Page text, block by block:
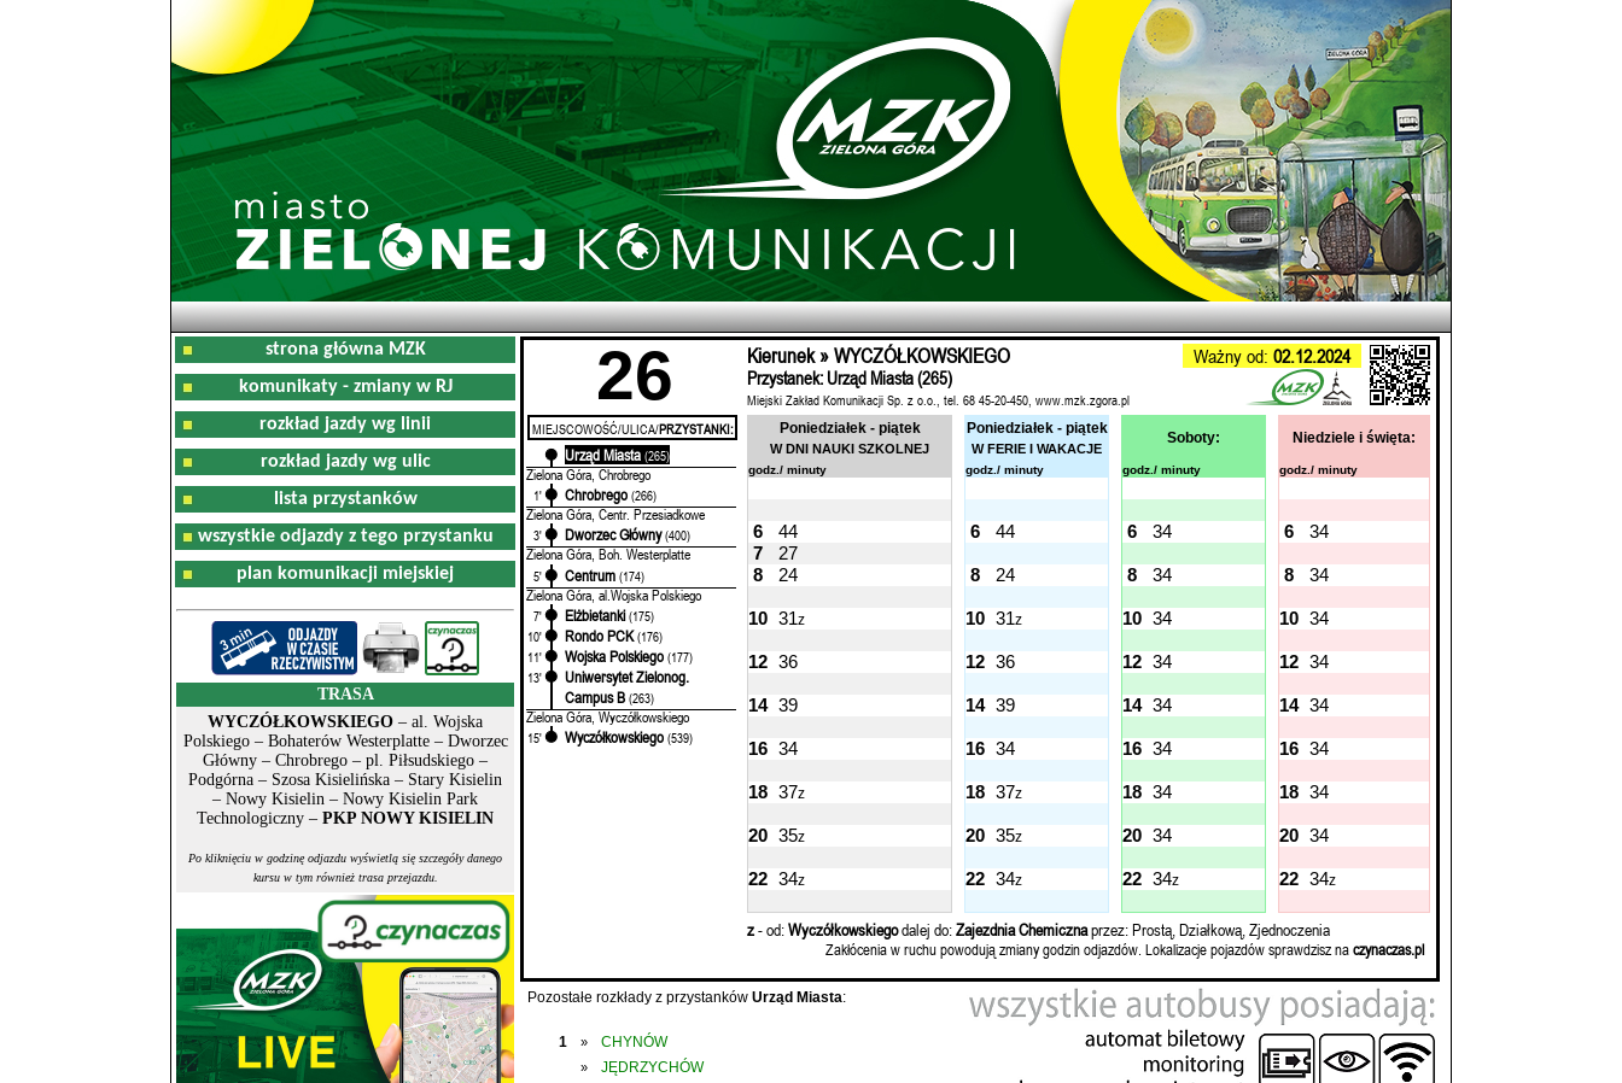
strona główna MZK
komunikaty - zmiany w RJ
rozkład jazdy wg linii
rozkład jazdy wg ulic
lista przystanków
wszystkie odjazdy z tego przystanku
plan komunikacji miejskiej
TRASA
WYCZÓŁKOWSKIEGO – al. Wojska
Polskiego – Bohaterów Westerplatte – Dworzec
Główny – Chrobrego – pl. Piłsudskiego –
Podgórna – Szosa Kisielińska – Stary Kisielin
– Nowy Kisielin – Nowy Kisielin Park
Technologiczny – PKP NOWY KISIELIN
Po kliknięciu w godzinę odjazdu wyświetlą się szczegóły danego
kursu w tym również trasa przejazdu.
26 Kierunek » WYCZÓŁKOWSKIEGO Ważny od: 02.12.2024
Przystanek: Urząd Miasta (265)
Miejski Zakład Komunikacji Sp. z o.o., tel. 68 45-20-450, www.mzk.zgora.pl
MIEJSCOWOŚĆ/ULICA/PRZYSTANKI:
Urząd Miasta (265)
Zielona Góra, Chrobrego
1' Chrobrego (266)
Zielona Góra, Centr. Przesiadkowe
3' Dworzec Główny (400)
Zielona Góra, Boh. Westerplatte
5' Centrum (174)
Zielona Góra, al.Wojska Polskiego
7' Elżbietanki (175)
10'
Rondo PCK (176)
11'
Wojska Polskiego (177)
13'
Uniwersytet Zielonog.
Campus B (263)
Zielona Góra, Wyczółkowskiego
15' Wyczółkowskiego (539)
Poniedziałek - piątek
W DNI NAUKI SZKOLNEJ
Poniedziałek - piątek
W FERIE I WAKACJE
Soboty: Niedziele i święta:
godz./ minuty godz./ minuty godz./ minuty godz./ minuty
6 44 6 44 6 34 6
34
7
27
8
24 8 24 8 34 8 34
10 31z 10 31z 10 34 10 34
12 36 12 36 12 34 12 34
14 39 14 39 14 34 14 34
16 34 16 34 16 34 16 34
18 37z 18 37z 18 34 18 34
20 35z 20 35z 20 34 20 34
22 34z 22 34z 22 34z 22 34z
z- od:Wyczółkowskiegodalej do:Zajezdnia Chemicznaprzez: Prostą, Działkową, Zjednoczenia
Zakłócenia w ruchu powodują zmiany godzin odjazdów. Lokalizacje pojazdów sprawdzisz naczynaczas.pl
Pozostałe rozkłady z przystanków Urząd Miasta:
1 » CHYNÓW
»
JĘDRZYCHÓW